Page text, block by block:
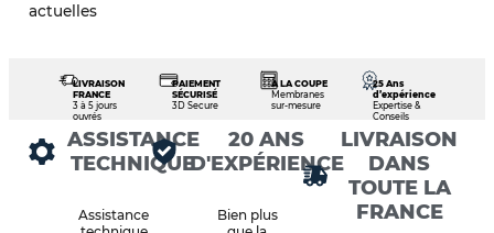
actuelles
LIVRAISON
FRANCE
3 à 5 jours
ouvrés
PAIEMENT
SÉCURISÉ
3D Secure
À LA COUPE
Membranes
sur-mesure
25 Ans
d’expérience
Expertise &
Conseils
ASSISTANCE
TECHNIQUE
Assistance
20 ANS
D'EXPÉRIENCE
Bien plus
LIVRAISON
DANS
TOUTE LA
FRANCE